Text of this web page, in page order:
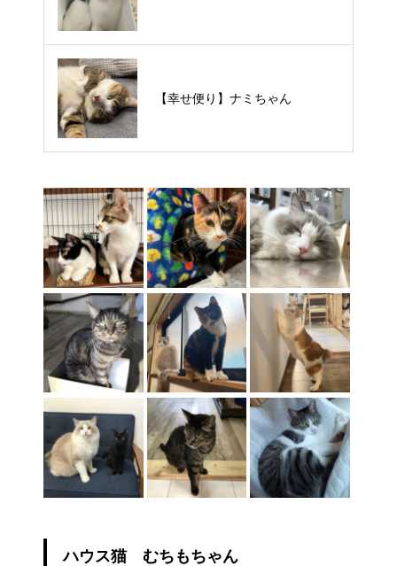
【幸せ便り】ナミちゃん
【里親様募集中】タルトくん
ハウス猫 むちもちゃん